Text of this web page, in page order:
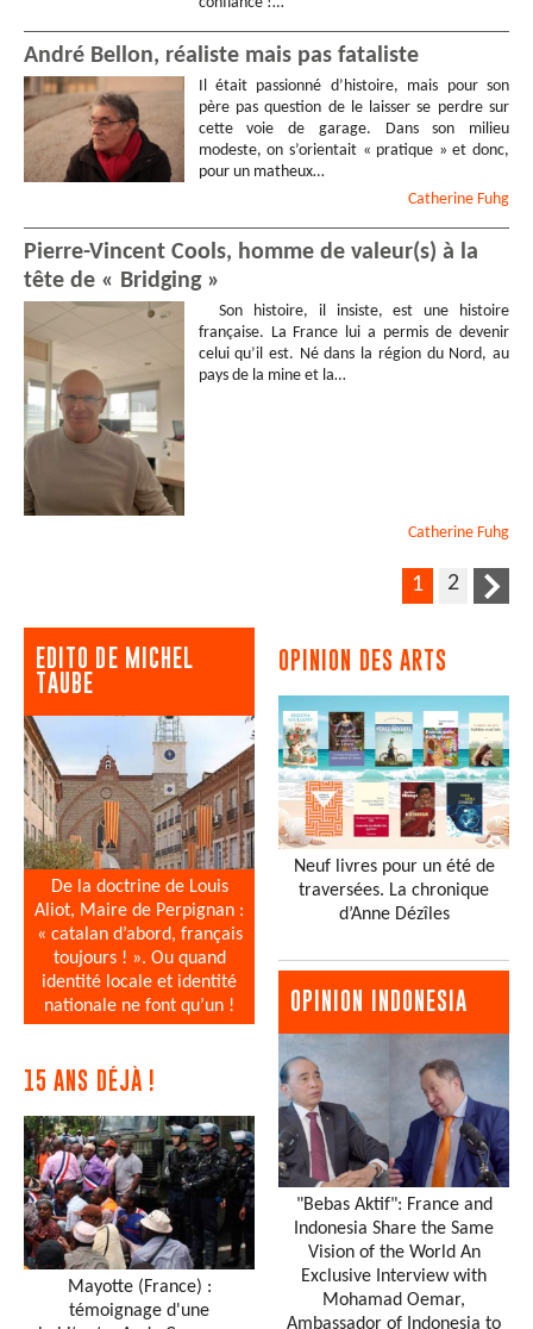
André Bellon, réaliste mais pas fataliste
Il était passionné d’histoire, mais pour son
père pas question de le laisser se perdre sur
cette voie de garage. Dans son milieu
modeste, on s’orientait « pratique » et donc,
pour un matheux…
Catherine Fuhg
Pierre-Vincent Cools, homme de valeur(s) à la
tête de « Bridging »
Son histoire, il insiste, est une histoire
française. La France lui a permis de devenir
celui qu’il est. Né dans la région du Nord, au
pays de la mine et la…
Catherine Fuhg
1 2
EDITO DE MICHEL
TAUBE
De la doctrine de Louis
Aliot, Maire de Perpignan :
« catalan d’abord, français
toujours ! ». Ou quand
identité locale et identité
nationale ne font qu’un !
15 ANS DÉJÀ !
Mayotte (France) :
témoignage d'une
OPINION DES ARTS
Neuf livres pour un été de
traversées. La chronique
d’Anne Dézîles
OPINION INDONESIA
"Bebas Aktif": France and
Indonesia Share the Same
Vision of the World An
Exclusive Interview with
Mohamad Oemar,
Ambassador of Indonesia to